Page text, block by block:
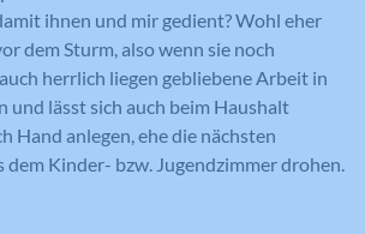
ihnen und mir gedient? Wohl eher
dem Sturm, also wenn sie noch
herrlich liegen gebliebene Arbeit in
und lässt sich auch beim Haushalt
Hand anlegen, ehe die nächsten
dem Kinder- bzw. Jugendzimmer drohen.